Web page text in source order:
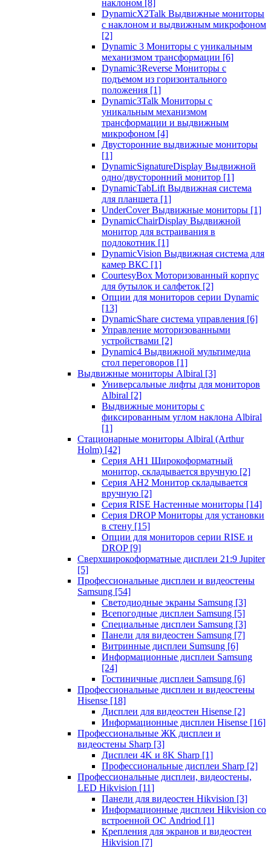
наклоном [8]
DynamicX2Talk Выдвижные мониторы
с наклоном и выдвижным микрофоном
[2]
Dynamic 3 Мониторы с уникальным
механизмом трансформации [6]
Dynamic3Reverse Мониторы с
подъемом из горизонтального
положения [1]
Dynamic3Talk Мониторы с
уникальным механизмом
трансформации и выдвижным
микрофоном [4]
Двусторонние выдвижные мониторы
[1]
DynamicSignatureDisplay Выдвижной
одно/двусторонний монитор [1]
DynamicTabLift Выдвижная система
для планшета [1]
UnderCover Выдвижные мониторы [1]
DynamicChairDisplay Выдвижной
монитор для встраивания в
подлокотник [1]
DynamicVision Выдвижная система для
камер ВКС [1]
CourtesyBox Моторизованный корпус
для бутылок и салфеток [2]
Опции для мониторов серии Dynamic
[13]
DynamicShare система управления [6]
Управление моторизованными
устройствами [2]
Dynamic4 Выдвижной мультимедиа
стол переговоров [1]
Выдвижные мониторы Albiral [3]
Универсальные лифты для мониторов
Albiral [2]
Выдвижные мониторы с
фиксированным углом наклона Albiral
[1]
Стационарные мониторы Albiral (Arthur
Holm) [42]
Серия AH1 Широкоформатный
монитор, складывается вручную [2]
Серия AH2 Монитор складывается
вручную [2]
Серия RISE Настенные мониторы [14]
Серия DROP Мониторы для установки
в стену [15]
Опции для мониторов серии RISE и
DROP [9]
Сверхширокоформатные дисплеи 21:9 Jupiter
[5]
Профессиональные дисплеи и видеостены
Samsung [54]
Светодиодные экраны Samsung [3]
Всепогодные дисплеи Samsung [5]
Специальные дисплеи Samsung [3]
Панели для видеостен Samsung [7]
Витринные дисплеи Sumsung [6]
Информационные дисплеи Samsung
[24]
Гостиничные дисплеи Samsung [6]
Профессиональные дисплеи и видеостены
Hisense [18]
Дисплеи для видеостен Hisense [2]
Информационные дисплеи Hisense [16]
Профессиональные ЖК дисплеи и
видеостены Sharp [3]
Дисплеи 4K и 8K Sharp [1]
Профессиональные дисплеи Sharp [2]
Профессиональные дисплеи, видеостены,
LED Hikvision [11]
Панели для видеостен Hikvision [3]
Информационные дисплеи Hikvision со
встроенной ОС Andriod [1]
Крепления для экранов и видеостен
Hikvision [7]